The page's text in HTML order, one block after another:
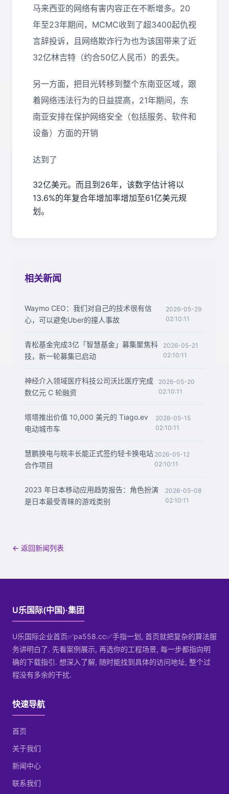
马来西亚的网络有害内容正在不断增多。20
年至23年期间，MCMC收到了超3400起仇视
言辞投诉，且网络欺诈行为也为该国带来了近
32亿林吉特（约合50亿人民币）的丢失。
另一方面，把目光转移到整个东南亚区域，跟
着网络违法行为的日益提高， 21年期间，东
南亚安排在保护网络安全（包括服务、软件和
设备）方面的开销
达到了
32亿美元。而且到 26年，该数字估计将以
13.6%的年复合年增加率增加至61亿美元规
划。
相关新闻
Waymo CEO：我们对自己的技术很有信
心，可以避免Uber的撞人事故
2026-05-29
02:10:11
青松基金完成3亿「智慧基金」募集聚焦科
技，新一轮募集已启动
2026-05-21
02:10:11
神经介入领域医疗科技公司沃比医疗完成
数亿元 C 轮融资
2026-05-20
02:10:11
塔塔推出价值 10,000 美元的 Tiago.ev
电动城市车
2026-05-15
02:10:11
慧鹏换电与皖丰长能正式签约轻卡换电站
合作项目
2026-05-12
02:10:11
2023 年日本移动应用趋势报告：角色扮演
是日本最受青睐的游戏类别
2026-05-08
02:10:11
← 返回新闻列表
U乐国际(中国)·集团
U乐国际企业首页✅pa558.cc✅手指一划, 首页就把复杂的算法服
务讲明白了. 先看案例展示, 再选你的工程场景, 每一步都指向明
确的下载指引. 想深入了解, 随时能找到具体的访问地址, 整个过
程没有多余的干扰.
快速导航
首页
关于我们
新闻中心
联系我们